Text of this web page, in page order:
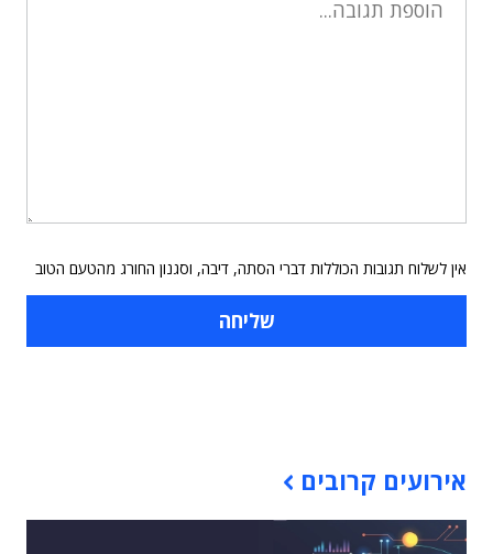
אין לשלוח תגובות הכוללות דברי הסתה, דיבה, וסגנון החורג מהטעם הטוב
אירועים קרובים